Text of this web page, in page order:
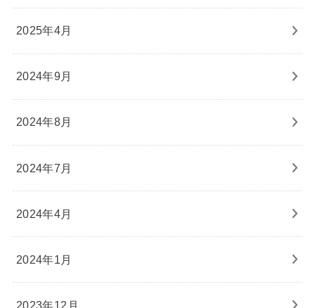
2025年4月
2024年9月
2024年8月
2024年7月
2024年4月
2024年1月
2023年12月